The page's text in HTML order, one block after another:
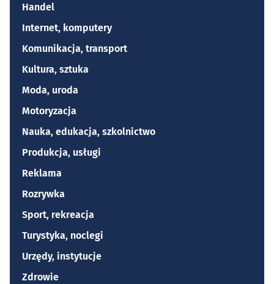
Handel
Internet, komputery
Komunikacja, transport
Kultura, sztuka
Moda, uroda
Motoryzacja
Nauka, edukacja, szkolnictwo
Produkcja, usługi
Reklama
Rozrywka
Sport, rekreacja
Turystyka, noclegi
Urzędy, instytucje
Zdrowie